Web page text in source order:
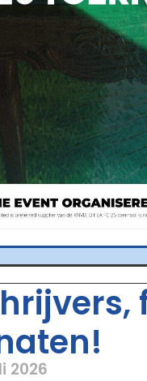
2026